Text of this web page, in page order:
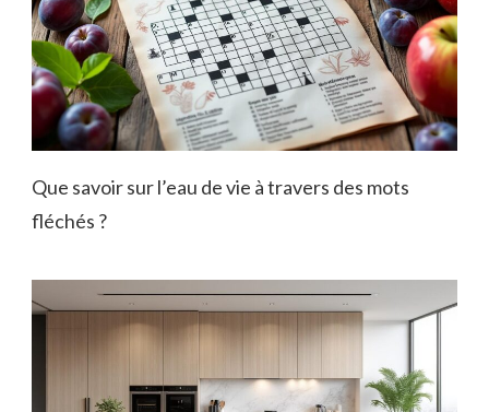
Que savoir sur l’eau de vie à travers des mots
fléchés ?